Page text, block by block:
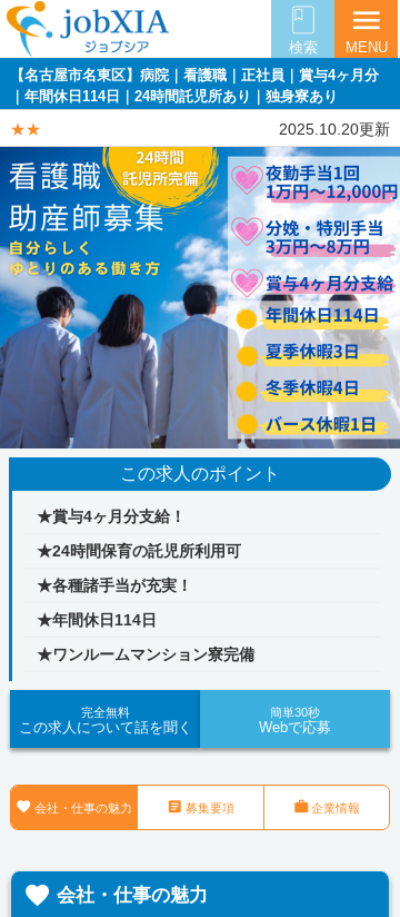
検索
menu
MENU
【名古屋市名東区】病院｜看護職｜正社員｜賞与4ヶ月分
｜年間休日114日｜24時間託児所あり｜独身寮あり
★★ 2025.10.20更新
この求人のポイント
★賞与4ヶ月分支給！
★24時間保育の託児所利用可
★各種諸手当が充実！
★年間休日114日
★ワンルームマンション寮完備
完全無料
この求人について話を聞く
簡単30秒
Webで応募
 会社・仕事の魅力  募集要項 企業情報
 会社・仕事の魅力